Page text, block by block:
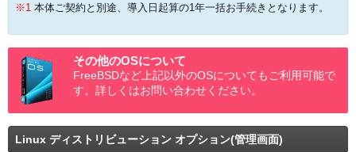
※1 本体ご契約と別途、導入日起算の1年一括お手続きとなります。
その他のOSについて
FreeBSDなど上記以外のOSについてもご利用可能で
す。詳しくはお問い合わせください。
Linux ディストリビューション オプション(管理画面)